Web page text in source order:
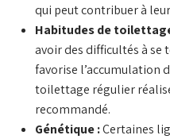
qui peut contribuer à
Habitudes de
avoir des difficultés à
favorise l’accumulation
toilettage régulier
recommandé.
Génétique :Certaines